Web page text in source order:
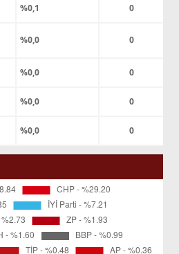
%0,1 0
%0,0 0
%0,0 0
%0,0 0
%0,0 0